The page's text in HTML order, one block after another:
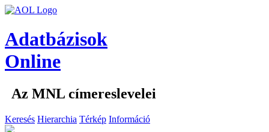
Adatbázisok
Online
Az MNL címereslevelei
Keresés Hierarchia Térkép Információ